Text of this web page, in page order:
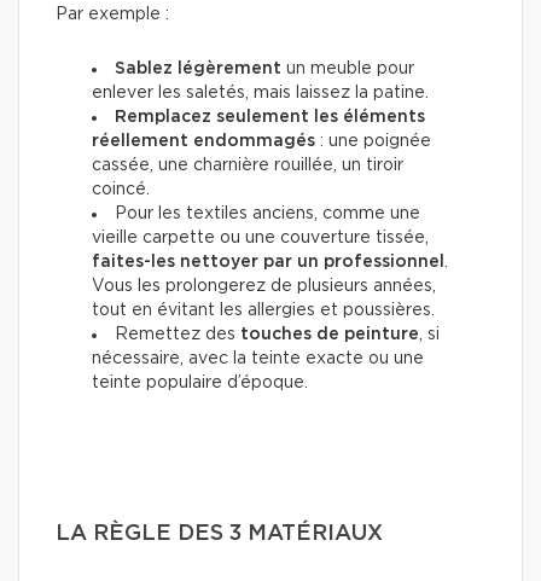
Par exemple :
Sablez légèrement un meuble pour
enlever les saletés, mais laissez la patine.
Remplacez seulement les éléments
réellement endommagés : une poignée
cassée, une charnière rouillée, un tiroir
coincé.
Pour les textiles anciens, comme une
vieille carpette ou une couverture tissée,
faites-les nettoyer par un professionnel .
Vous les prolongerez de plusieurs années,
tout en évitant les allergies et poussières.
Remettez des touches de peinture, si
nécessaire, avec la teinte exacte ou une
teinte populaire d’époque.
LA RÈGLE DES 3 MATÉRIAUX